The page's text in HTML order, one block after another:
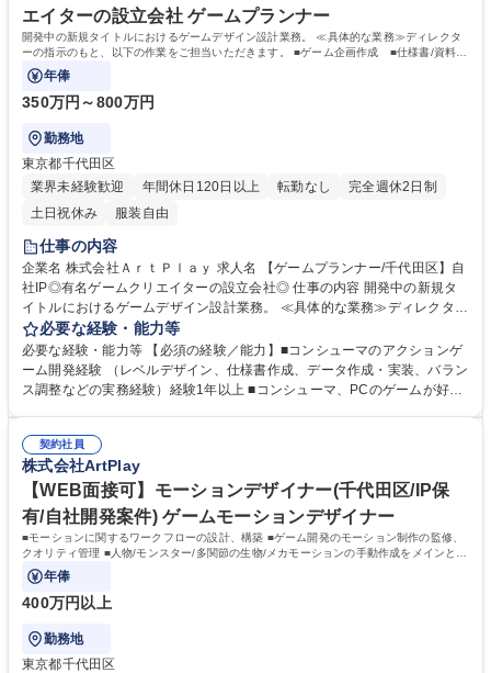
エイターの設立会社 ゲームプランナー
開発中の新規タイトルにおけるゲームデザイン設計業務。 ≪具体的な業務≫ディレクタ
ーの指示のもと、以下の作業をご担当いただきます。 ■ゲーム企画作成 ■仕様書/資料作
成 ■レベルデザイン
年俸
350万円～800万円
勤務地
東京都千代田区
業界未経験歓迎
年間休日120日以上 転勤なし
完全週休2日制
土日祝休み
服装自由
仕事の内容
企業名 株式会社ＡｒｔＰｌａｙ 求人名 【ゲームプランナー/千代田区】自
社IP◎有名ゲームクリエイターの設立会社◎ 仕事の内容 開発中の新規タ
イトルにおけるゲームデザイン設計業務。 ≪具体的な業務≫ディレクター
の指示のもと、以下の作業をご担当いただきます。 ■ゲーム企画作成 ■仕
様書/資料作成 ■レベルデザイン ■ゲームデータ設定 ■各種パラメータバラ
ンス調整 ■仕様の説明/スケジュール、進捗管理 【求める人物像】◎クリ
エイティブで、プレイヤーにチャレンジを与えることができる方 ◎責任感
して動ける方 ◎一緒に会社を大きくしていきたいという強い意志を持った
方 募集職種 【ゲームプランナー/千代田区】自社IP◎有名ゲームクリエイ
ターの設立会社◎
必要な経験・能力等
必要な経験・能力等 【必須の経験／能力】■コンシューマのアクションゲ
ーム開発経験 （レベルデザイン、仕様書作成、データ作成・実装、バラン
ス調整などの実務経験）経験1年以上 ■コンシューマ、PCのゲームが好き
が出来る。日本語でスムーズなコミュニケーションを取れる方） ■UE4／
UE5等のゲームエンジンの使用経験 【望ましい経験／能力】プログラミン
グに対する理解 学歴・資格 学歴：大学院 大学 高専 短大 専修学校 高校 語
学力： 資格：
契約社員
株式会社ArtPlay
【WEB面接可】モーションデザイナー(千代田区/IP保
有/自社開発案件) ゲームモーションデザイナー
■モーションに関するワークフローの設計、構築 ■ゲーム開発のモーション制作の監修、
クオリティ管理 ■人物/モンスター/多関節の生物/メカモーションの手動作成をメインとし
た、モーション制作業務全般
年俸
400万円以上
勤務地
東京都千代田区